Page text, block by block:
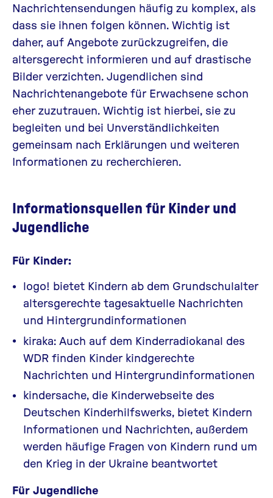
Nachrichtensendungen häufig zu komplex, als
dass sie ihnen folgen können. Wichtig ist
daher, auf Angebote zurückzugreifen, die
altersgerecht informieren und auf drastische
Bilder verzichten. Jugendlichen sind
Nachrichtenangebote für Erwachsene schon
eher zuzutrauen. Wichtig ist hierbei, sie zu
begleiten und bei Unverständlichkeiten
gemeinsam nach Erklärungen und weiteren
Informationen zu recherchieren.
Informationsquellen für Kinder und
Jugendliche
Für Kinder:
logo! bietet Kindern ab dem Grundschulalter
altersgerechte tagesaktuelle Nachrichten
und Hintergrundinformationen
kiraka: Auch auf dem Kinderradiokanal des
WDR finden Kinder kindgerechte
Nachrichten und Hintergrundinformationen
kindersache, die Kinderwebseite des
Deutschen Kinderhilfswerks, bietet Kindern
Informationen und Nachrichten, außerdem
werden häufige Fragen von Kindern rund um
den Krieg in der Ukraine beantwortet
Für Jugendliche